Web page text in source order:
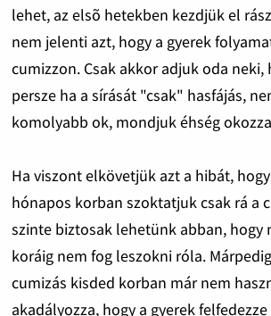
lehet, az elsõ hetekben kezdjük el
nem jelenti azt, hogy a gyerek
cumizzon. Csak akkor adjuk oda neki,
persze ha a sírását "csak" hasfájás,
komolyabb ok, mondjuk éhség
Ha viszont elkövetjük azt a hibát,
hónapos korban szoktatjuk csak rá a
szinte biztosak lehetünk abban, hogy
koráig nem fog leszokni róla.
cumizás kisded korban már nem
akadályozza, hogy a gyerek